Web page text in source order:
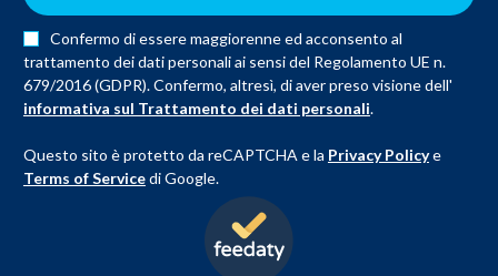
Confermo di essere maggiorenne ed acconsento al
trattamento dei dati personali ai sensi del Regolamento UE n.
679/2016 (GDPR). Confermo, altresì, di aver preso visione dell'
informativa sul Trattamento dei dati personali.
Questo sito è protetto da reCAPTCHA e la Privacy Policye
Terms of Servicedi Google.